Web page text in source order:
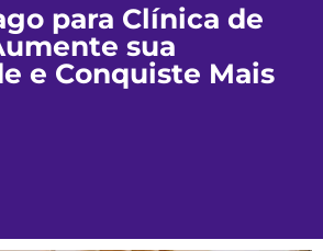
para Clínica de
sua
e Conquiste Mais